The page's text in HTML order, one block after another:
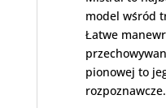
model wśród
Łatwe
pionowej to
rozpoznawcze.